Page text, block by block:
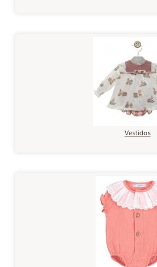
Vestidos